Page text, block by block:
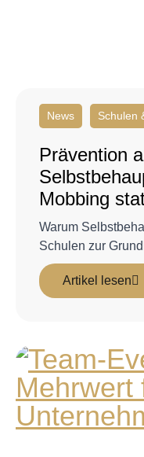
News Schulen
Prävention
Mobbing
Warum
Schulen zur
Artikel lesen